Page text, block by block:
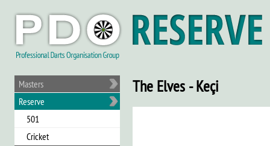
Masters
Reserve
501
Cricket
The Elves - Keçi